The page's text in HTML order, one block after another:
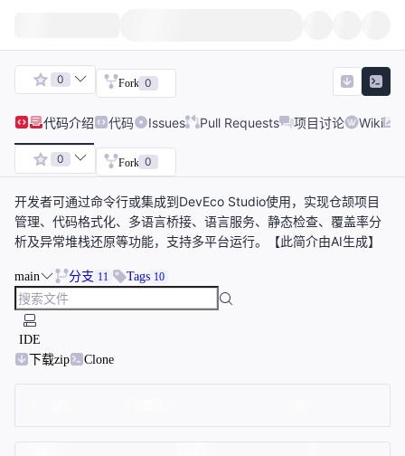
0 Fork 0
代码介绍 代码 Issues Pull Requests 项目讨论 Wiki
0 Fork 0
开发者可通过命令行或集成到DevEco Studio使用，实现仓颉项目
管理、代码格式化、多语言桥接、语言服务、静态检查、覆盖率分
析及异常堆栈还原等功能，支持多平台运行。【此简介由AI生成】
main 分支 11 Tags 10
IDE
下载zip
Clone